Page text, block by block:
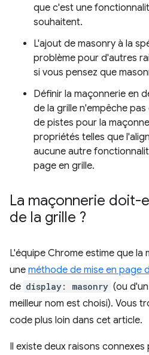
que c'est une
souhaitent.
L'ajout de masonry à la
problème pour d'autres
si vous pensez que
Définir la maçonnerie en
de la grille n'empêche
de pistes pour la
propriétés telles que
aucune autre
page en grille.
La maçonnerie doit-
de la grille ?
L'équipe Chrome estime que
une méthode de mise en page
de display: masonry (ou
meilleur nom est choisi). Vous
code plus loin dans cet article.
Il existe deux raisons connexes